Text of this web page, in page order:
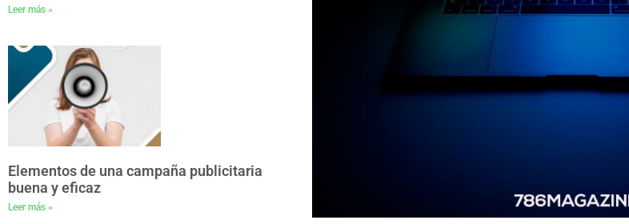
Leer más »
Elementos de una campaña publicitaria
buena y eficaz
Leer más »